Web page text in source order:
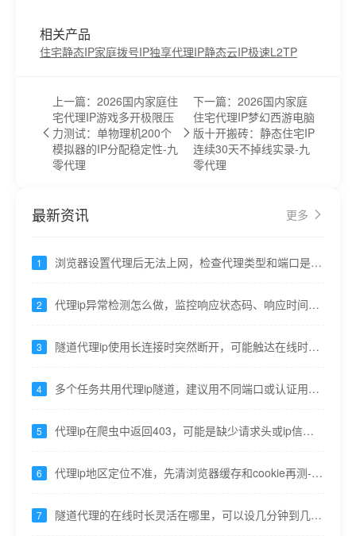
相关产品
住宅静态IP家庭拨号IP独享代理IP静态云IP极速L2TP
上一篇：2026国内家庭住
宅代理IP游戏多开极限压
力测试：单物理机200个
模拟器的IP分配稳定性-九
零代理
下一篇：2026国内家庭
住宅代理IP梦幻西游电脑
版十开搬砖：静态住宅IP
连续30天不掉线实录-九
零代理
最新资讯 更多
1
浏览器设置代理后无法上网，检查代理类型和端口是否
2
代理ip异常检测怎么做，监控响应状态码、响应时间突
3
隧道代理ip使用长连接时突然断开，可能触达在线时长
4
多个任务共用代理ip隧道，建议用不同端口或认证用户
5
代理ip在爬虫中返回403，可能是缺少请求头或ip信誉
6
代理ip地区定位不准，先清浏览器缓存和cookie再测----
7
隧道代理的在线时长灵活在哪里，可以设几分钟到几小